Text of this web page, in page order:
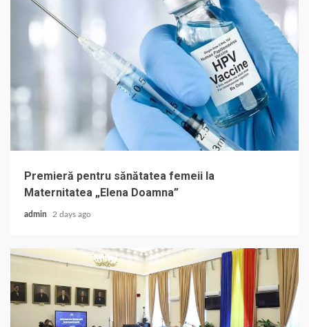
Premieră pentru sănătatea femeii la
Maternitatea „Elena Doamna”
admin 2 days ago